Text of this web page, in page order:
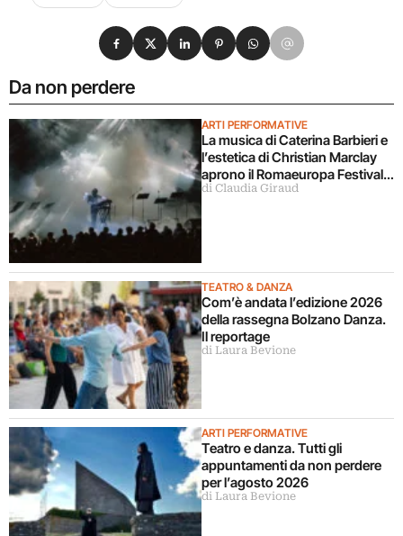
Da non perdere
ARTI PERFORMATIVE
La musica di Caterina Barbieri e
l’estetica di Christian Marclay
aprono il Romaeuropa Festival
2026
di Claudia Giraud
TEATRO & DANZA
Com’è andata l’edizione 2026
della rassegna Bolzano Danza.
Il reportage
di Laura Bevione
ARTI PERFORMATIVE
Teatro e danza. Tutti gli
appuntamenti da non perdere
per l’agosto 2026
di Laura Bevione
Condividi su Facebook
Condividi su X
Condividi su LinkedIn
Condividi su Pinterest
Condividi su WhatsApp
Condividi su Email